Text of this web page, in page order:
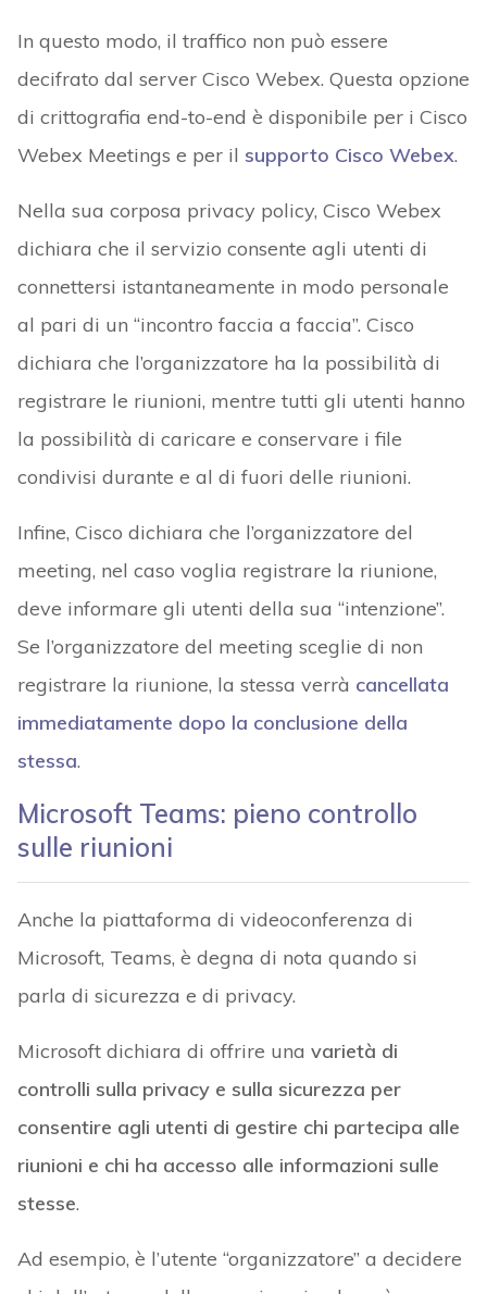
In questo modo, il traffico non può essere
decifrato dal server Cisco Webex. Questa opzione
di crittografia end-to-end è disponibile per i Cisco
Webex Meetings e per il supporto Cisco Webex.
Nella sua corposa privacy policy, Cisco Webex
dichiara che il servizio consente agli utenti di
connettersi istantaneamente in modo personale
al pari di un “incontro faccia a faccia”. Cisco
dichiara che l’organizzatore ha la possibilità di
registrare le riunioni, mentre tutti gli utenti hanno
la possibilità di caricare e conservare i file
condivisi durante e al di fuori delle riunioni.
Infine, Cisco dichiara che l’organizzatore del
meeting, nel caso voglia registrare la riunione,
deve informare gli utenti della sua “intenzione”.
Se l’organizzatore del meeting sceglie di non
registrare la riunione, la stessa verrà cancellata
immediatamente dopo la conclusione della
stessa.
Microsoft Teams: pieno controllo
sulle riunioni
Anche la piattaforma di videoconferenza di
Microsoft, Teams, è degna di nota quando si
parla di sicurezza e di privacy.
Microsoft dichiara di offrire una varietà di
controlli sulla privacy e sulla sicurezza per
consentire agli utenti di gestire chi partecipa alle
riunioni e chi ha accesso alle informazioni sulle
stesse.
Ad esempio, è l’utente “organizzatore” a decidere